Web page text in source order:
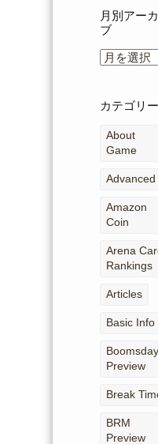
月別アー
ブ
月
ー
カ
イ
ブ
カテゴリー
About
Game
Advanced
Amazon
Coin
Arena
Rankings
Articles
Basic Info
Boomsday
Preview
Break
BRM
Preview